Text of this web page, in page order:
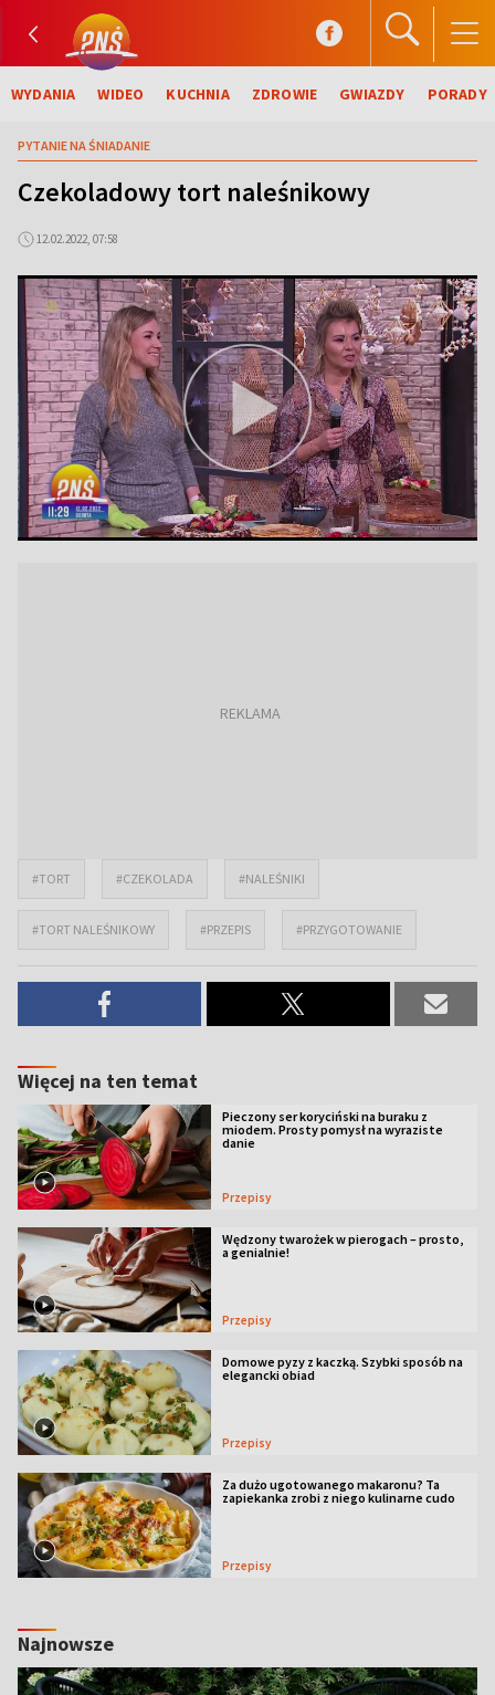
WYDANIA WIDEO KUCHNIA ZDROWIE GWIAZDY PORADY
PYTANIE NA ŚNIADANIE
Czekoladowy tort naleśnikowy
12.02.2022, 07:58
#TORT #CZEKOLADA #NALEŚNIKI
#TORT NALEŚNIKOWY #PRZEPIS #PRZYGOTOWANIE
Więcej na ten temat
Pieczony ser koryciński na buraku z
miodem. Prosty pomysł na wyraziste
danie
Przepisy
Wędzony twarożek w pierogach – prosto,
a genialnie!
Przepisy
Domowe pyzy z kaczką. Szybki sposób na
elegancki obiad
Przepisy
Za dużo ugotowanego makaronu? Ta
zapiekanka zrobi z niego kulinarne cudo
Przepisy
Najnowsze